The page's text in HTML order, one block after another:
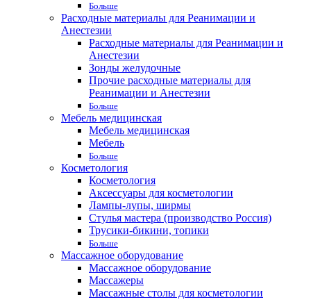
Больше
Расходные материалы для Реанимации и
Анестезии
Расходные материалы для Реанимации и
Анестезии
Зонды желудочные
Прочие расходные материалы для
Реанимации и Анестезии
Больше
Мебель медицинская
Мебель медицинская
Мебель
Больше
Косметология
Косметология
Аксессуары для косметологии
Лампы-лупы, ширмы
Стулья мастера (производство Россия)
Трусики-бикини, топики
Больше
Массажное оборудование
Массажное оборудование
Массажеры
Массажные столы для косметологии